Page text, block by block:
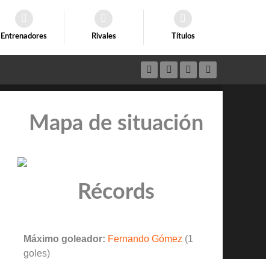
Entrenadores Rivales Títulos
Mapa de situación
Récords
Máximo goleador: Fernando Gómez (1
goles)